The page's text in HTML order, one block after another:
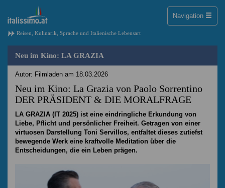
Reisen, Kulinarik, Sprache und Italienische Lebensart
Navigation Toggle
Neu im Kino: LA GRAZIA
Autor: Filmladen am 18.03.2026
Neu im Kino: La Grazia von Paolo Sorrentino
DER PRÄSIDENT & DIE MORALFRAGE
LA GRAZIA (IT 2025) ist eine eindringliche Erkundung von
Liebe, Pflicht und persönlicher Freiheit. Getragen von einer
virtuosen Darstellung Toni Servillos, entfaltet dieses zutiefst
bewegende Werk eine kraftvolle Meditation über die
Entscheidungen, die ein Leben prägen.